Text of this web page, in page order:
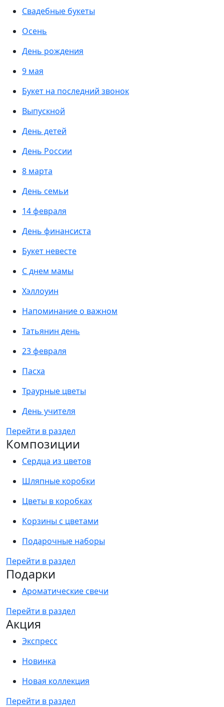
Свадебные букеты
Осень
День рождения
9 мая
Букет на последний звонок
Выпускной
День детей
День России
8 марта
День семьи
14 февраля
День финансиста
Букет невесте
С днем мамы
Хэллоуин
Напоминание о важном
Татьянин день
23 февраля
Пасха
Траурные цветы
День учителя
Перейти в раздел
Композиции
Сердца из цветов
Шляпные коробки
Цветы в коробках
Корзины с цветами
Подарочные наборы
Перейти в раздел
Подарки
Ароматические свечи
Перейти в раздел
Акция
Экспресс
Новинка
Новая коллекция
Перейти в раздел